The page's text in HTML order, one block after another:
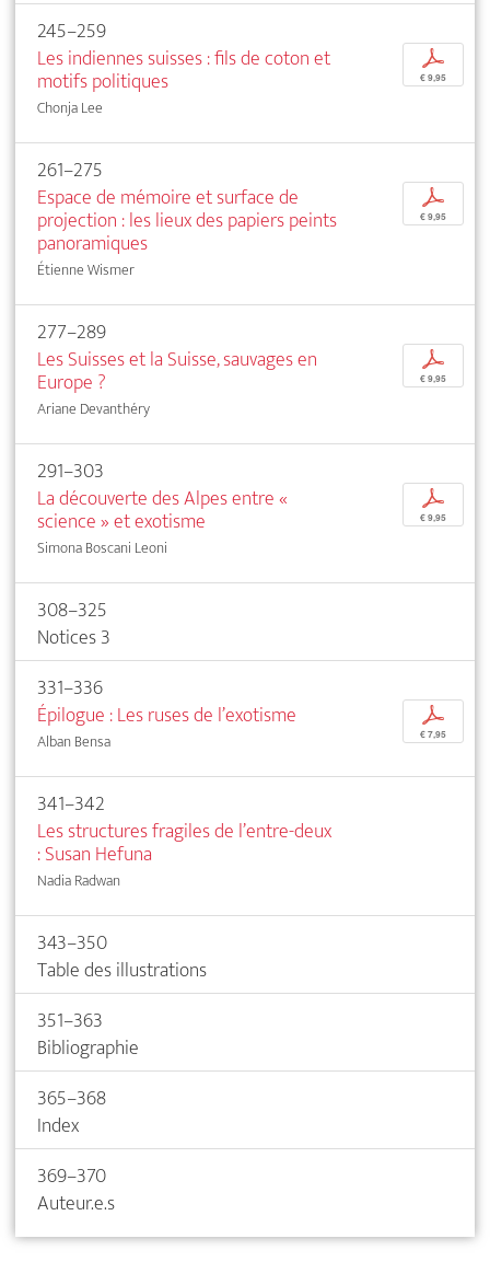
245–259
Les indiennes suisses : fils de coton et
motifs politiques
Chonja Lee
p
€ 9,95
261–275
Espace de mémoire et surface de
projection : les lieux des papiers peints
panoramiques
Étienne Wismer
p
€ 9,95
277–289
Les Suisses et la Suisse, sauvages en
Europe ?
Ariane Devanthéry
p
€ 9,95
291–303
La découverte des Alpes entre «
science » et exotisme
Simona Boscani Leoni
p
€ 9,95
308–325
Notices 3
331–336
Épilogue : Les ruses de l’exotisme
Alban Bensa
p
€ 7,95
341–342
Les structures fragiles de l’entre-deux
: Susan Hefuna
Nadia Radwan
343–350
Table des illustrations
351–363
Bibliographie
365–368
Index
369–370
Auteur.e.s